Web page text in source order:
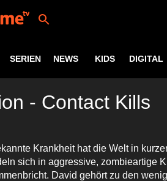
SERIEN NEWS KIDS DIGITAL
- Contact Kills
Krankheit hat die Welt in
sich in aggressive, zombieartige
David gehört zu den